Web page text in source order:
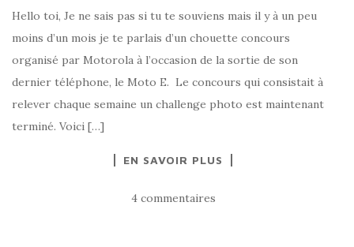
Hello toi, Je ne sais pas si tu te souviens mais il y à un peu
moins d’un mois je te parlais d’un chouette concours
organisé par Motorola à l’occasion de la sortie de son
dernier téléphone, le Moto E. Le concours qui consistait à
relever chaque semaine un challenge photo est maintenant
terminé. Voici […]
EN SAVOIR PLUS
4 commentaires